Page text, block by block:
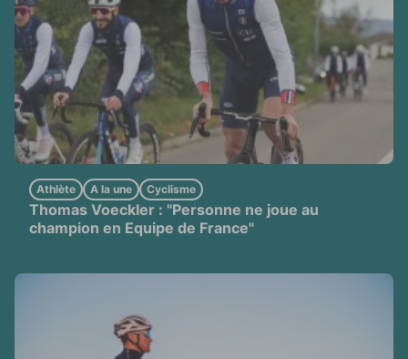
Thomas Voeckler : "Personne ne joue au
champion en Equipe de France"
Athlète A la une Cyclisme